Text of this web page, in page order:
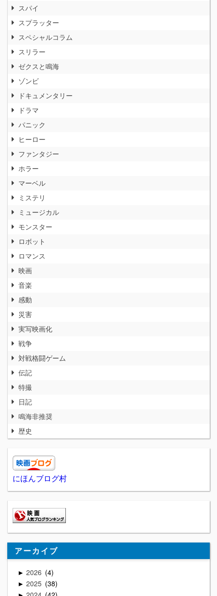
スパイ
スプラッター
スペシャルコラム
スリラー
ゼクスと鳴海
ゾンビ
ドキュメンタリー
ドラマ
パニック
ヒーロー
ファンタジー
ホラー
マーベル
ミステリ
ミュージカル
モンスター
ロボット
ロマンス
映画
音楽
感動
災害
実写映画化
戦争
対戦格闘ゲーム
伝記
特撮
日記
鳴海非推奨
歴史
にほんブログ村
アーカイブ
► 2026 4
► 2025 38